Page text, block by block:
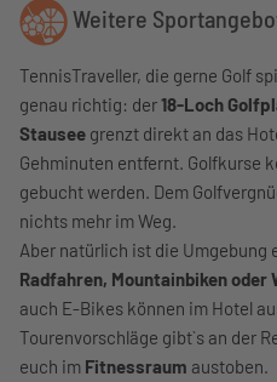
Weitere
TennisTraveller, die gerne Golf
genau richtig: der18-Loch
Stausee grenzt direkt an das
Gehminuten entfernt. Golfkurse
gebucht werden. Dem
nichts mehr im Weg.
Aber natürlich ist die Umgebung
Radfahren, Mountainbiken oder
auch E-Bikes können im Hotel
Tourenvorschläge gibt`s an der
euch im Fitnessraum austoben.